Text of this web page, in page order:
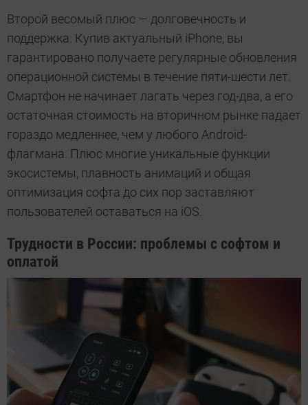
Второй весомый плюс — долговечность и
поддержка. Купив актуальный iPhone, вы
гарантировано получаете регулярные обновления
операционной системы в течение пяти-шести лет.
Смартфон не начинает лагать через год-два, а его
остаточная стоимость на вторичном рынке падает
гораздо медленнее, чем у любого Android-
флагмана. Плюс многие уникальные функции
экосистемы, плавность анимаций и общая
оптимизация софта до сих пор заставляют
пользователей оставаться на iOS.
Трудности в России: проблемы с софтом и
оплатой